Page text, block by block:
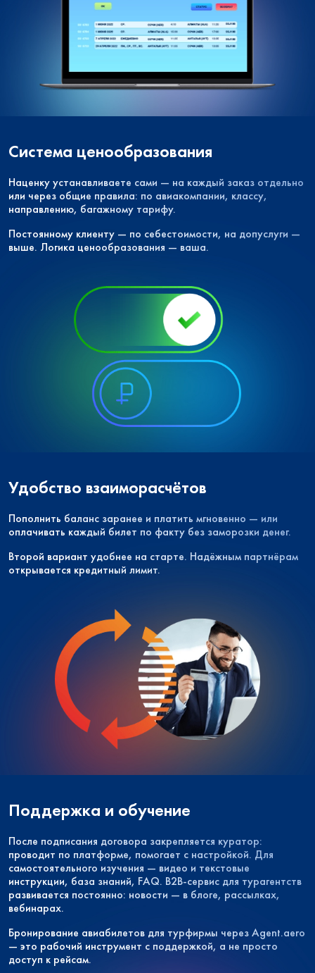
Система ценообразования
Наценку устанавливаете сами — на каждый заказ отдельно
или через общие правила: по авиакомпании, классу,
направлению, багажному тарифу.
Постоянному клиенту — по себестоимости, на допуслуги —
выше. Логика ценообразования — ваша.
Удобство взаиморасчётов
Пополнить баланс заранее и платить мгновенно — или
оплачивать каждый билет по факту без заморозки денег.
Второй вариант удобнее на старте. Надёжным партнёрам
открывается кредитный лимит.
Поддержка и обучение
После подписания договора закрепляется куратор:
проводит по платформе, помогает с настройкой. Для
самостоятельного изучения — видео и текстовые
инструкции, база знаний, FAQ. B2B-сервис для турагентств
развивается постоянно: новости — в блоге, рассылках,
вебинарах.
Бронирование авиабилетов для турфирмы через Agent.aero
— это рабочий инструмент с поддержкой, а не просто
доступ к рейсам.